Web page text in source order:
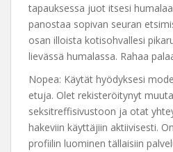
tapauksessa juot itsesi
panostaa sopivan seuran
osan illoista kotisohvallesi
lievässä humalassa. Rahaa
Nopea: Käytät hyödyksesi
etuja. Olet rekisteröitynyt
seksitreffisivustoon ja otat
hakeviin käyttäjiin aktiivisesti.
profiilin luominen tällaisiin